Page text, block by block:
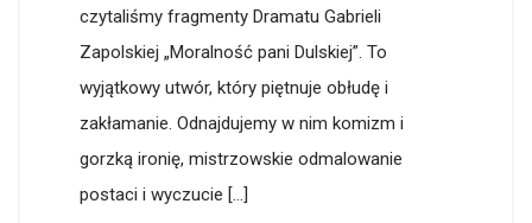
czytaliśmy fragmenty Dramatu Gabrieli
Zapolskiej „Moralność pani Dulskiej”. To
wyjątkowy utwór, który piętnuje obłudę i
zakłamanie. Odnajdujemy w nim komizm i
gorzką ironię, mistrzowskie odmalowanie
postaci i wyczucie […]